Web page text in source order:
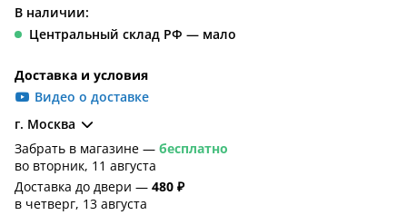
В наличии:
Центральный склад РФ — мало
Доставка и условия
Видео о доставке
г. Москва
Забрать в магазине — бесплатно
во вторник, 11 августа
Доставка до двери — 480 ₽
в четверг, 13 августа